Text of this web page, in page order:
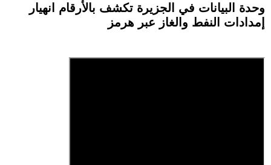
وحدة البيانات في الجزيرة تكشف بالأرقام انهيار
إمدادات النفط والغاز عبر هرمز